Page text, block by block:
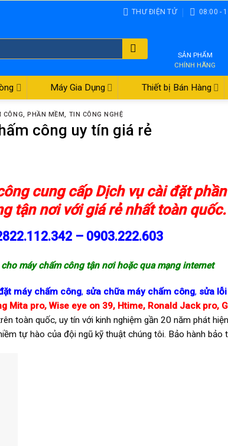
THƯ ĐIỆN TỬ 08:00 -
SẢN PHẨM
CHÍNH HÃNG
Máy Gia Dụng Thiết bị Bán Hàng
CÔNG,PHẦN MỀM, TIN CÔNG NGHỆ
công uy tín giá rẻ
cung cấpDịch vụ cài đặt
tận nơi với giá rẻ nhất toàn quốc.
– 0903.222.603
máy chấm côngtận nơi hoặc qua mạng internet
máy chấm công, sửa chữa máy chấm công, sửa
Mita pro, Wise eye on 39, Htime, Ronald Jack pro,
toàn quốc, uy tín với kinh nghiệm gần 20 năm phát
tự hào của đội ngũ kỹ thuật chúng tôi. Bảo hành bảo